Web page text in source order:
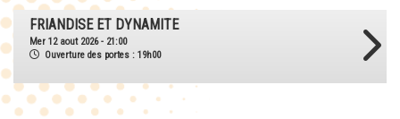
AFTERWORK TRIBUTE LA FRENCH TEUF
Jeu 27 aout 2026 - 21:00
Ouverture des portes : 18h30